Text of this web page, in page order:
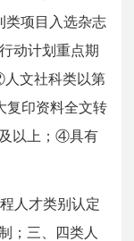
类项目入选杂志
动计划重点期
文社科类以第
复印资料全文转
以上；④具有
人才类别认定
；三、四类人